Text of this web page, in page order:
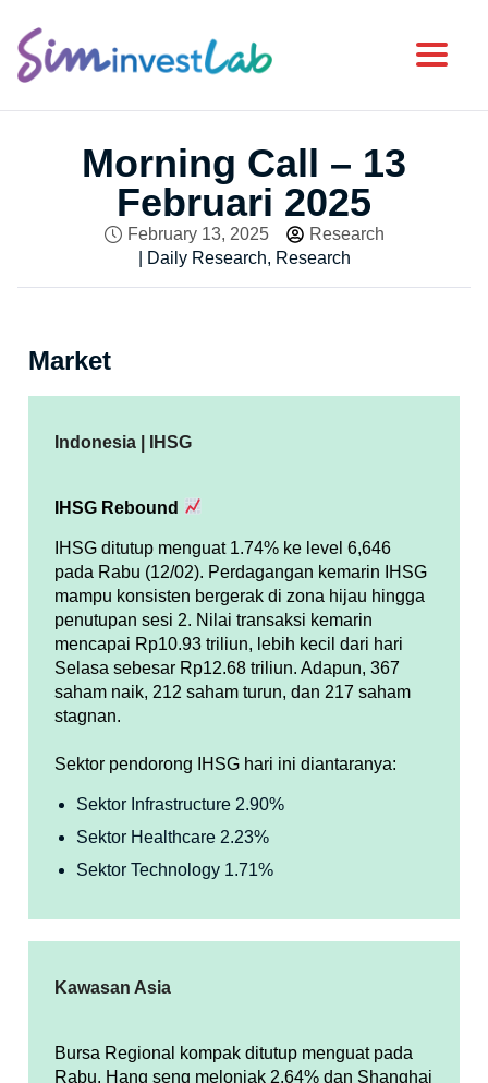
Morning Call – 13
Februari 2025
February 13, 2025
Research
Daily Research, Research
Market
Indonesia | IHSG
IHSG Rebound
IHSG ditutup menguat 1.74% ke level 6,646
pada Rabu (12/02). Perdagangan kemarin IHSG
mampu konsisten bergerak di zona hijau hingga
penutupan sesi 2. Nilai transaksi kemarin
mencapai Rp10.93 triliun, lebih kecil dari hari
Selasa sebesar Rp12.68 triliun. Adapun, 367
saham naik, 212 saham turun, dan 217 saham
stagnan.
Sektor pendorong IHSG hari ini diantaranya:
Sektor Infrastructure 2.90%
Sektor Healthcare 2.23%
Sektor Technology 1.71%
Kawasan Asia
Bursa Regional kompak ditutup menguat pada
Rabu. Hang seng melonjak 2.64% dan Shanghai